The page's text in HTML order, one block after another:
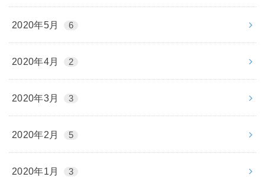
2020年5月 6
2020年4月 2
2020年3月 3
2020年2月 5
2020年1月 3